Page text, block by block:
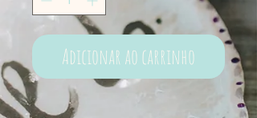
Adicionar ao carrinho